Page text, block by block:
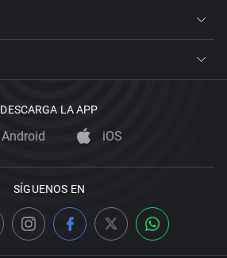
DESCARGA LA APP
Android iOS
SÍGUENOS EN